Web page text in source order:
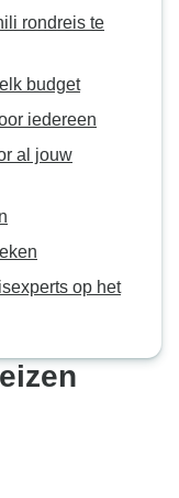
rondreis te
budget
iedereen
al jouw
op het